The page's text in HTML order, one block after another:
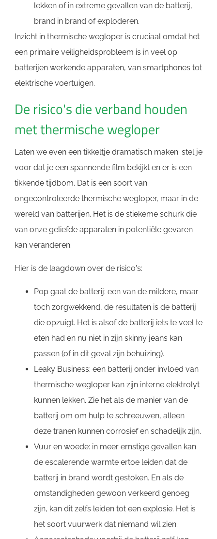
lekken of in extreme gevallen van de batterij,
brand in brand of exploderen.
Inzicht in thermische wegloper is cruciaal omdat het
een primaire veiligheidsprobleem is in veel op
batterijen werkende apparaten, van smartphones tot
elektrische voertuigen.
De risico's die verband houden
met thermische wegloper
Laten we even een tikkeltje dramatisch maken: stel je
voor dat je een spannende film bekijkt en er is een
tikkende tijdbom. Dat is een soort van
ongecontroleerde thermische wegloper, maar in de
wereld van batterijen. Het is de stiekeme schurk die
van onze geliefde apparaten in potentiële gevaren
kan veranderen.
Hier is de laagdown over de risico's:
Pop gaat de batterij: een van de mildere, maar
toch zorgwekkend, de resultaten is de batterij
die opzuigt. Het is alsof de batterij iets te veel te
eten had en nu niet in zijn skinny jeans kan
passen (of in dit geval zijn behuizing).
Leaky Business: een batterij onder invloed van
thermische wegloper kan zijn interne elektrolyt
kunnen lekken. Zie het als de manier van de
batterij om om hulp te schreeuwen, alleen
deze tranen kunnen corrosief en schadelijk zijn.
Vuur en woede: in meer ernstige gevallen kan
de escalerende warmte ertoe leiden dat de
batterij in brand wordt gestoken. En als de
omstandigheden gewoon verkeerd genoeg
zijn, kan dit zelfs leiden tot een explosie. Het is
het soort vuurwerk dat niemand wil zien.